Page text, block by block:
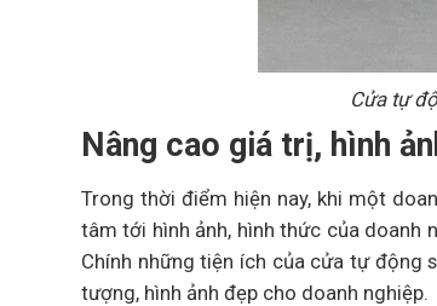
Cửa tự
Nâng cao giá trị, hình
Trong thời điểm hiện nay, khi một
tâm tới hình ảnh, hình thức của doanh
Chính những tiện ích của cửa tự động
tượng, hình ảnh đẹp cho doanh nghiệp.